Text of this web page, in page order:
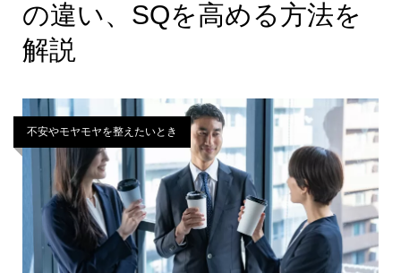
の違い、SQを高める方法を
解説
不安やモヤモヤを整えたいとき